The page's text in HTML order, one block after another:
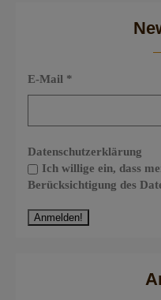
E-Mail *
Datenschutzerklärung
Ich willige ein, dass
Berücksichtigung des